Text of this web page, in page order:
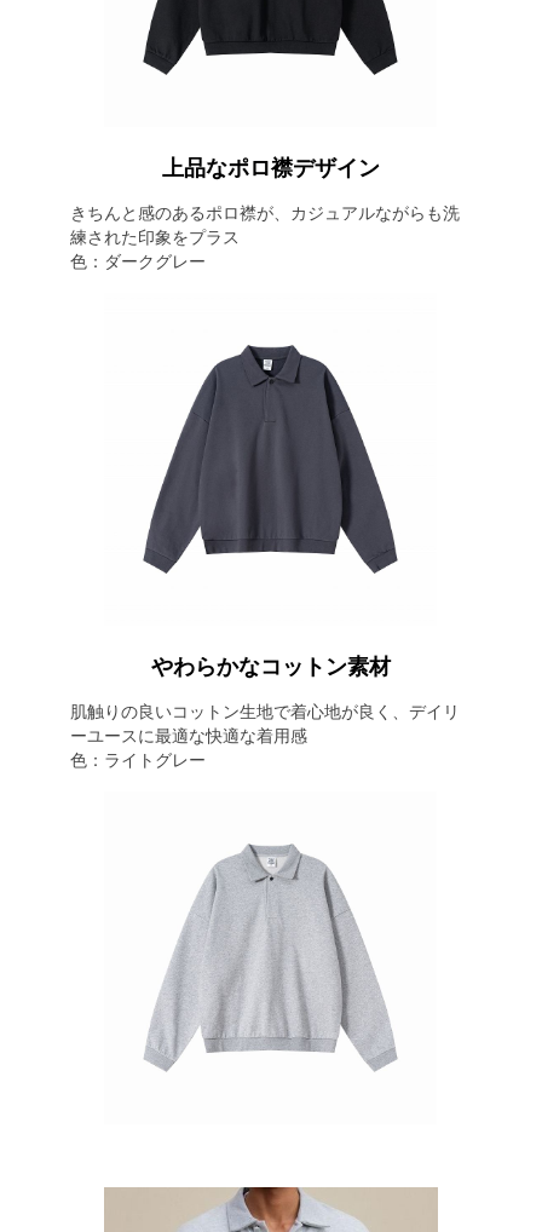
上品なポロ襟デザイン
きちんと感のあるポロ襟が、カジュアルながらも洗
練された印象をプラス
色：ダークグレー
やわらかなコットン素材
肌触りの良いコットン生地で着心地が良く、デイリ
ーユースに最適な快適な着用感
色：ライトグレー